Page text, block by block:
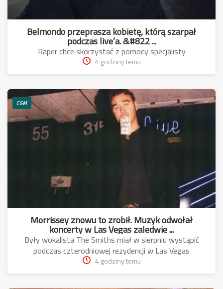
Belmondo przeprasza kobietę, którą szarpał
podczas live’a. &#822 ...
Raper chce skorzystać z pomocy specjalisty
4 godziny temu
CGM
Morrissey znowu to zrobił. Muzyk odwołał
koncerty w Las Vegas zaledwie ...
Były wokalista The Smiths miał w sierpniu wystąpić
podczas czterodniowej rezydencji w Las Vegas
4 godziny temu